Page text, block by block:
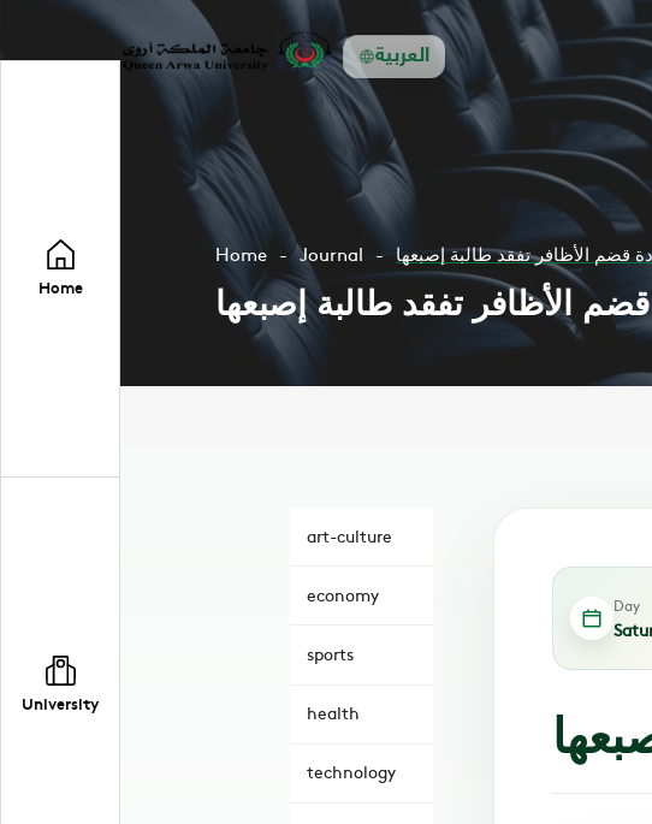
العربية
Home
University
Home Journal قضم الأظافر تفقد طالبة إصبعها
الأظافر تفقد طالبة إصبعها
art-culture
economy
sports
health
technology
Day